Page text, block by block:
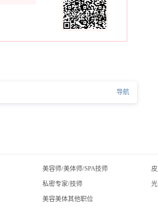
导航
美容师/美体师/SPA技师
私密专家/技师
美容美体其他职位